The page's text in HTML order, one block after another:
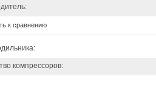
к сравнению
компрессоров: